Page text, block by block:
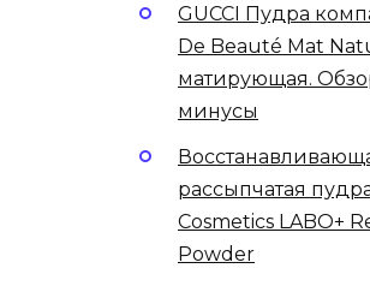
GUCCI Пудра
De Beauté Mat
матирующая.
минусы
рассыпчатая
Cosmetics LABO+
Powder